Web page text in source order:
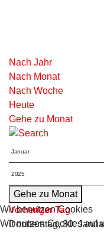
Nach Jahr
Nach Monat
Nach Woche
Heute
Gehe zu Monat
Gehe zu Monat
Vorheriger Tag
Donnerstag, 30.
Wir benutzen Cookies
Wir nutzen Cookies auf